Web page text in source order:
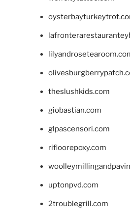
theslushkids.com
giobastian.com
glpascensori.com
rifloorepoxy.com
uptonpvd.com
2troublegrill.com